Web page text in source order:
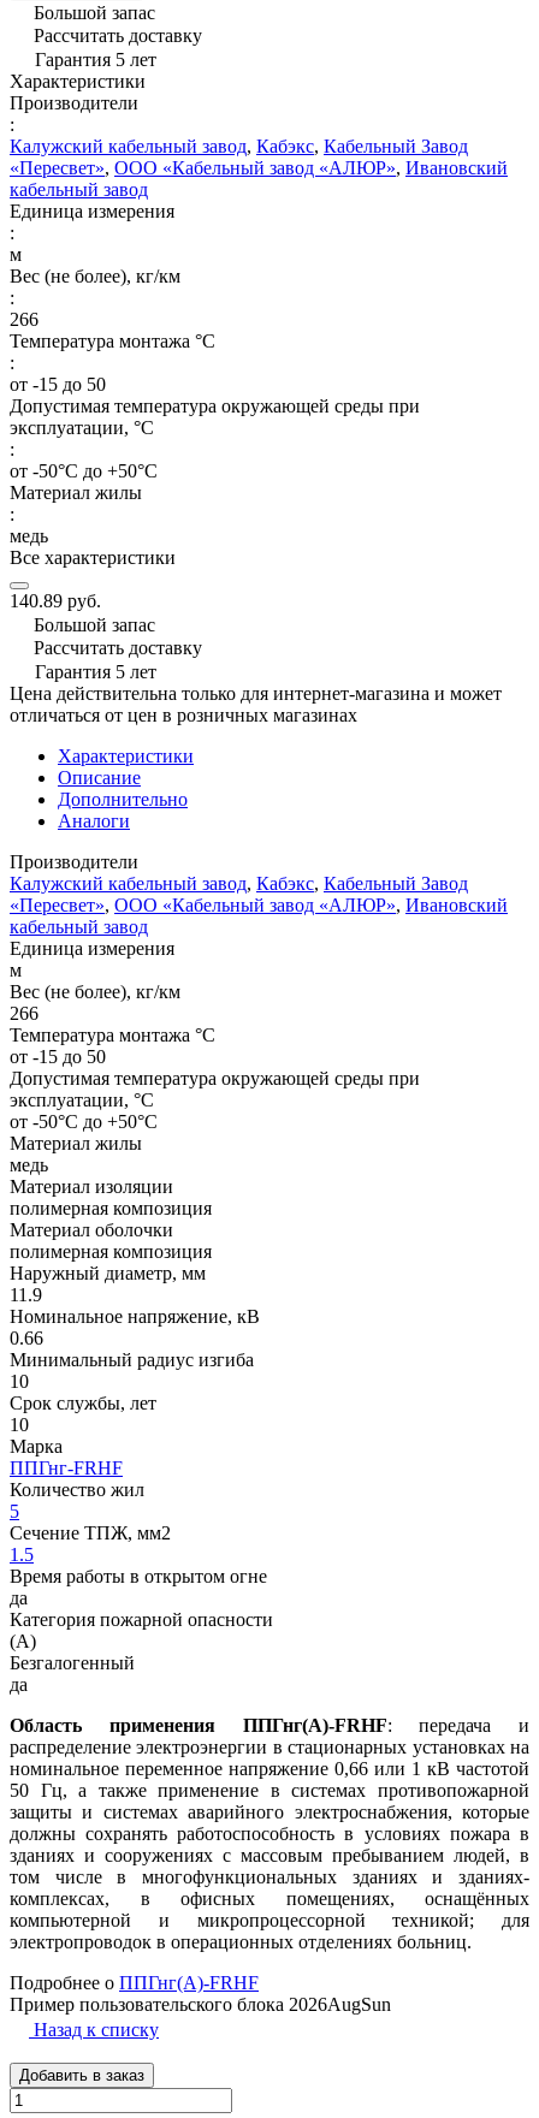
Большой запас
Рассчитать доставку
Гарантия 5 лет
Характеристики
Производители
:
Калужский кабельный завод, Кабэкс, Кабельный Завод
«Пересвет», ООО «Кабельный завод «АЛЮР», Ивановский
кабельный завод
Единица измерения
:
м
Вес (не более), кг/км
:
266
Температура монтажа °C
:
от -15 до 50
Допустимая температура окружающей среды при
эксплуатации, °C
:
от -50°С до +50°С
Материал жилы
:
медь
Все характеристики
140.89 руб.
Большой запас
Рассчитать доставку
Гарантия 5 лет
Цена действительна только для интернет-магазина и может
отличаться от цен в розничных магазинах
Характеристики
Описание
Дополнительно
Аналоги
Производители
Калужский кабельный завод, Кабэкс, Кабельный Завод
«Пересвет», ООО «Кабельный завод «АЛЮР», Ивановский
кабельный завод
Единица измерения
м
Вес (не более), кг/км
266
Температура монтажа °C
от -15 до 50
Допустимая температура окружающей среды при
эксплуатации, °C
от -50°С до +50°С
Материал жилы
медь
Материал изоляции
полимерная композиция
Материал оболочки
полимерная композиция
Наружный диаметр, мм
11.9
Номинальное напряжение, кВ
0.66
Минимальный радиус изгиба
10
Срок службы, лет
10
Марка
ППГнг-FRHF
Количество жил
5
Сечение ТПЖ, мм2
1.5
Время работы в открытом огне
да
Категория пожарной опасности
(A)
Безгалогенный
да
Область применения ППГнг(А)-FRHF: передача и
распределение электроэнергии в стационарных установках на
номинальное переменное напряжение 0,66 или 1 кВ частотой
50 Гц, а также применение в системах противопожарной
защиты и системах аварийного электроснабжения, которые
должны сохранять работоспособность в условиях пожара в
зданиях и сооружениях с массовым пребыванием людей, в
том числе в многофункциональных зданиях и зданиях-
комплексах, в офисных помещениях, оснащённых
компьютерной и микропроцессорной техникой; для
электропроводок в операционных отделениях больниц.
Подробнее о ППГнг(А)-FRHF
Пример пользовательского блока 2026AugSun
Назад к списку
Добавить в заказ